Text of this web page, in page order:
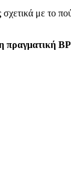
σχετικά με το
πραγματική